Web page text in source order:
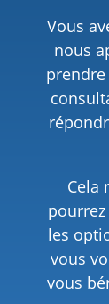
Vous
nous
Cela
les
vous
vous